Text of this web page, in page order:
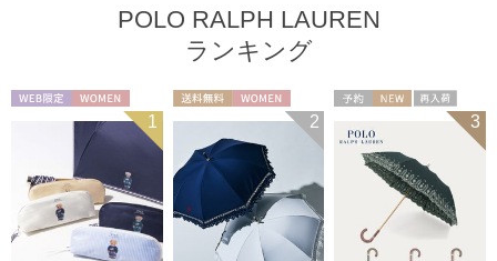
POLO RALPH LAUREN
ランキング
1 2
再入荷
セール送料無料
ギフト向け
3